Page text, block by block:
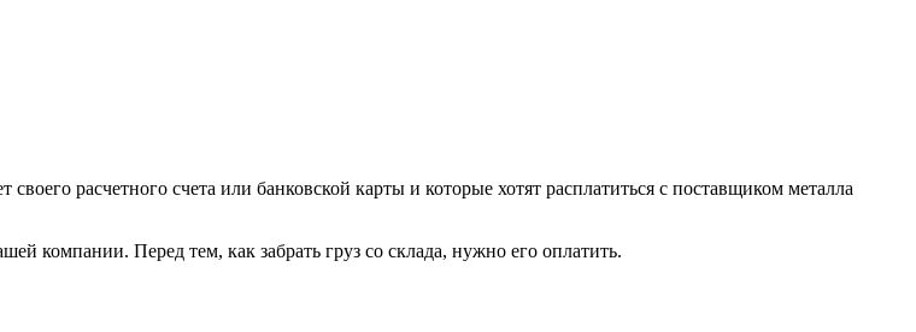
расчетного счета или банковской карты и которые хотят расплатиться с поставщиком металла
компании. Перед тем, как забрать груз со склада, нужно его оплатить.